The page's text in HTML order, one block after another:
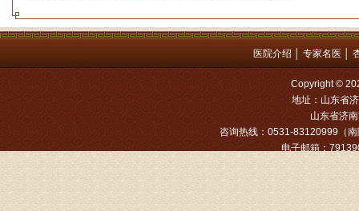
姓名
病情描
专家回
姓名：
病情描
专家回
医院介绍 专家名医
Copyright ©
地址：山东省
山东省济南
咨询热线：0531-83120999（
电子邮箱：